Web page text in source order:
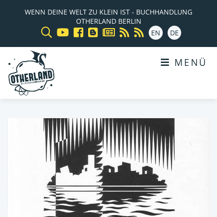
WENN DEINE WELT ZU KLEIN IST - BUCHHANDLUNG
OTHERLAND BERLIN
EN
DE
MENÜ